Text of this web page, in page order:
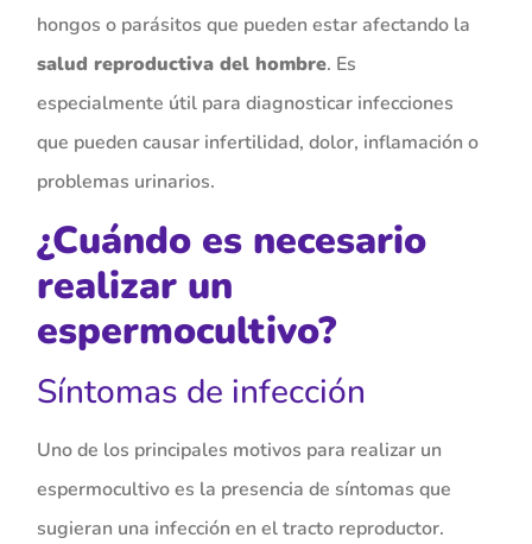
hongos o parásitos que pueden estar afectando la
salud reproductiva del hombre. Es
especialmente útil para diagnosticar infecciones
que pueden causar infertilidad, dolor, inflamación o
problemas urinarios.
¿Cuándo es necesario
realizar un
espermocultivo?
Síntomas de infección
Uno de los principales motivos para realizar un
espermocultivo es la presencia de síntomas que
sugieran una infección en el tracto reproductor.